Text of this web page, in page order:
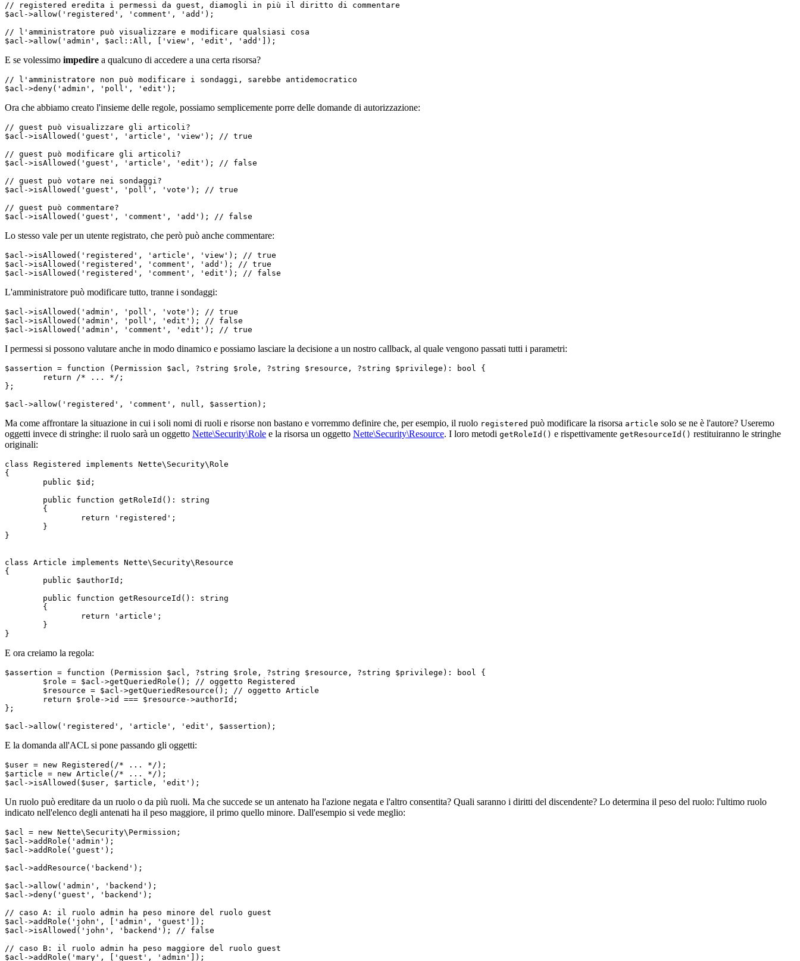
// registered eredita i permessi da guest, diamogli in più il diritto di commentare
$acl->allow('registered', 'comment', 'add');
// l'amministratore può visualizzare e modificare qualsiasi cosa
E se volessimo impedire a qualcuno di accedere a una certa risorsa?
// l'amministratore non può modificare i sondaggi, sarebbe antidemocratico
Ora che abbiamo creato l'insieme delle regole, possiamo semplicemente porre delle domande di autorizzazione:
// guest può visualizzare gli articoli?
$acl->isAllowed('guest', 'article', 'view'); // true
// guest può modificare gli articoli?
$acl->isAllowed('guest', 'article', 'edit'); // false
// guest può votare nei sondaggi?
$acl->isAllowed('guest', 'poll', 'vote'); // true
// guest può commentare?
Lo stesso vale per un utente registrato, che però può anche commentare:
$acl->isAllowed('registered', 'article', 'view'); // true
$acl->isAllowed('registered', 'comment', 'add'); // true
L'amministratore può modificare tutto, tranne i sondaggi:
$acl->isAllowed('admin', 'poll', 'vote'); // true
$acl->isAllowed('admin', 'poll', 'edit'); // false
I permessi si possono valutare anche in modo dinamico e possiamo lasciare la decisione a un nostro callback, al quale vengono passati tutti i parametri:
$assertion = function (Permission $acl, ?string $role, ?string $resource, ?string $privilege): bool {
};
Ma come affrontare la situazione in cui i soli nomi di ruoli e risorse non bastano e vorremmo definire che, per esempio, il ruolo registered può modificare la risorsa article solo se ne è l'autore? Useremo
oggetti invece di stringhe: il ruolo sarà un oggetto Nette\Security\Role e la risorsa un oggetto Nette\Security\Resource. I loro metodi getRoleId() e rispettivamente getResourceId() restituiranno le stringhe
originali:
class Registered implements Nette\Security\Role
{
}
class Article implements Nette\Security\Resource
{
E ora creiamo la regola:
$assertion = function (Permission $acl, ?string $role, ?string $resource, ?string $privilege): bool {
};
E la domanda all'ACL si pone passando gli oggetti:
$user = new Registered(/* ... */);
$article = new Article(/* ... */);
Un ruolo può ereditare da un ruolo o da più ruoli. Ma che succede se un antenato ha l'azione negata e l'altro consentita? Quali saranno i diritti del discendente? Lo determina il peso del ruolo: l'ultimo ruolo
indicato nell'elenco degli antenati ha il peso maggiore, il primo quello minore. Dall'esempio si vede meglio:
$acl = new Nette\Security\Permission;
$acl->addRole('admin');
$acl->addRole('guest');
$acl->addResource('backend');
$acl->allow('admin', 'backend');
$acl->deny('guest', 'backend');
// caso A: il ruolo admin ha peso minore del ruolo guest
$acl->addRole('john', ['admin', 'guest']);
$acl->isAllowed('john', 'backend'); // false
// caso B: il ruolo admin ha peso maggiore del ruolo guest
$acl->addRole('mary', ['guest', 'admin']);